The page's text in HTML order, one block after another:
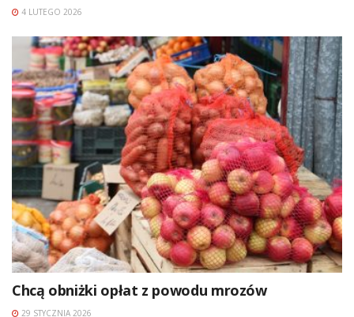
4 LUTEGO 2026
Chcą obniżki opłat z powodu mrozów
29 STYCZNIA 2026